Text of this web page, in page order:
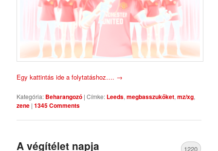
Egy kattintás ide a folytatáshoz…. →
Kategória: Beharangozó |Címke: Leeds,megbasszukőket,mz/xg,
zene |1345 Comments
A végítélet napja
1220